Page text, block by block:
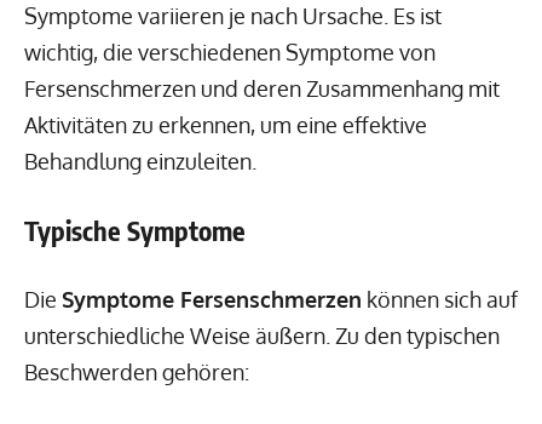
Symptome variieren je nach Ursache. Es ist
wichtig, die verschiedenen Symptome von
Fersenschmerzen und deren Zusammenhang mit
Aktivitäten zu erkennen, um eine effektive
Behandlung einzuleiten.
Typische Symptome
Die Symptome Fersenschmerzen können sich auf
unterschiedliche Weise äußern. Zu den typischen
Beschwerden gehören: